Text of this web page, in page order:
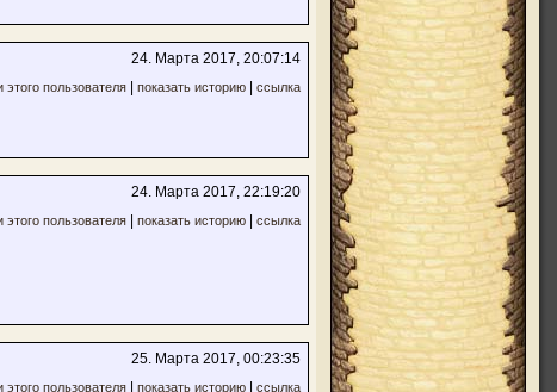
24. Марта 2017, 20:07:14
этого пользователя показать историю
ссылка
24. Марта 2017, 22:19:20
этого пользователя показать историю
ссылка
25. Марта 2017, 00:23:35
этого пользователя показать историю ссылка